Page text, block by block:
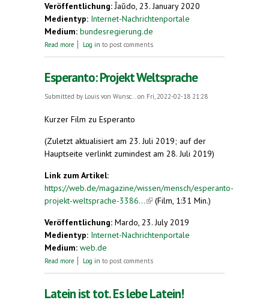
Veröffentlichung:Ĵaŭdo, 23. January 2020
Medientyp: Internet-Nachrichtenportale
Medium: bundesregierung.de
Read more about Sieben Dinge, die Sie noch nicht über die
Log in to post comments
Esperanto: Projekt Weltsprache
Submitted by Louis von Wunsc...on Fri, 2022-02-18 21:28
Kurzer Film zu Esperanto
(Zuletzt aktualisiert am 23. Juli 2019; auf der
Hauptseite verlinkt zumindest am 28. Juli 2019)
Link zum Artikel:
https://web.de/magazine/wissen/mensch/esperanto-
projekt-weltsprache-3386...(link is external)
(Film, 1:31 Min.)
Veröffentlichung: Mardo, 23. July 2019
Medientyp: Internet-Nachrichtenportale
Medium: web.de
Read more about Esperanto: Projekt Weltsprache
Log in to post comments
Latein ist tot. Es lebe Latein!